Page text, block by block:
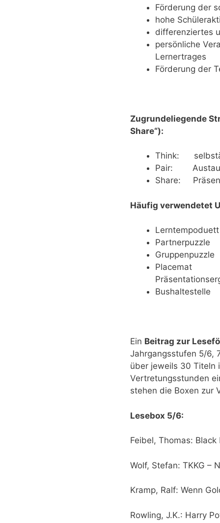
Förderung der
hohe
differenziertes
persönliche
Lernertrages
Förderung der
Zugrundeliegende
Share“):
Think:
Pair:
Share:
Häufig verwendetet
Partnerpuzzle
Placemat
Bushaltestelle
Ein Beitrag zur
Jahrgangsstufen 5/6,
über jeweils 30 Titeln
Vertretungsstunden
stehen die Boxen zur
Lesebox 5/6:
Feibel, Thomas: Black
Wolf, Stefan: TKKG –
Kramp, Ralf: Wenn
Rowling, J.K.: Harry